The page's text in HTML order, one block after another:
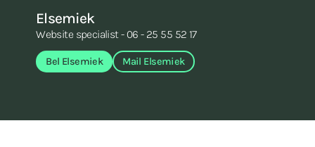
Elsemiek
Website specialist - 06 - 25 55 52 17
Bel Elsemiek Mail Elsemiek